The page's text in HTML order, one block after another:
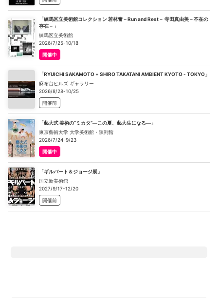
「練馬区立美術館コレクション 若林奮－Run and Rest－ 寺田真由美－不在の
存在－」
練馬区立美術館
2026/7/25-10/18
開催中
「RYUICHI SAKAMOTO + SHIRO TAKATANI AMBIENT KYOTO - TOKYO」
麻布台ヒルズ ギャラリー
2026/8/28-10/25
開催前
「藝大式 美術の“ミカタ”―この夏、藝大生になる―」
東京藝術大学 大学美術館・陳列館
2026/7/24-9/23
開催中
「ギルバート＆ジョージ展」
国立新美術館
2027/9/17-12/20
開催前